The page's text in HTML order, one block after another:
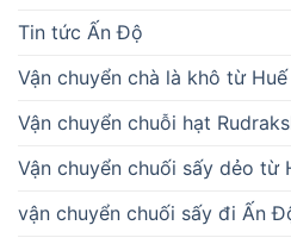
Tin tức Ấn Độ
Vận chuyển chà là khô từ
Vận chuyển chuỗi hạt
Vận chuyển chuối sấy dẻo từ
vận chuyển chuối sấy đi Ấn